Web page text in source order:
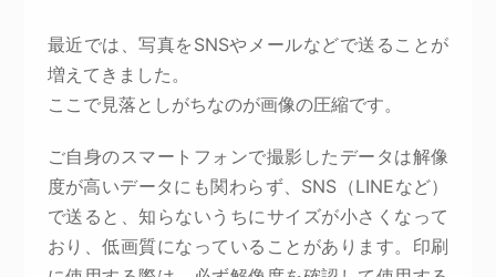
最近では、写真をSNSやメールなどで送ることが
増えてきました。
ここで見落としがちなのが画像の圧縮です。
ご自身のスマートフォンで撮影したデータは解像
度が高いデータにも関わらず、SNS（LINEなど）
で送ると、知らないうちにサイズが小さくなって
おり、低画質になっていることがあります。印刷